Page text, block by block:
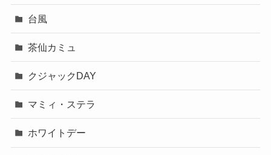
台風
茶仙カミュ
クジャックDAY
マミィ・ステラ
ホワイトデー